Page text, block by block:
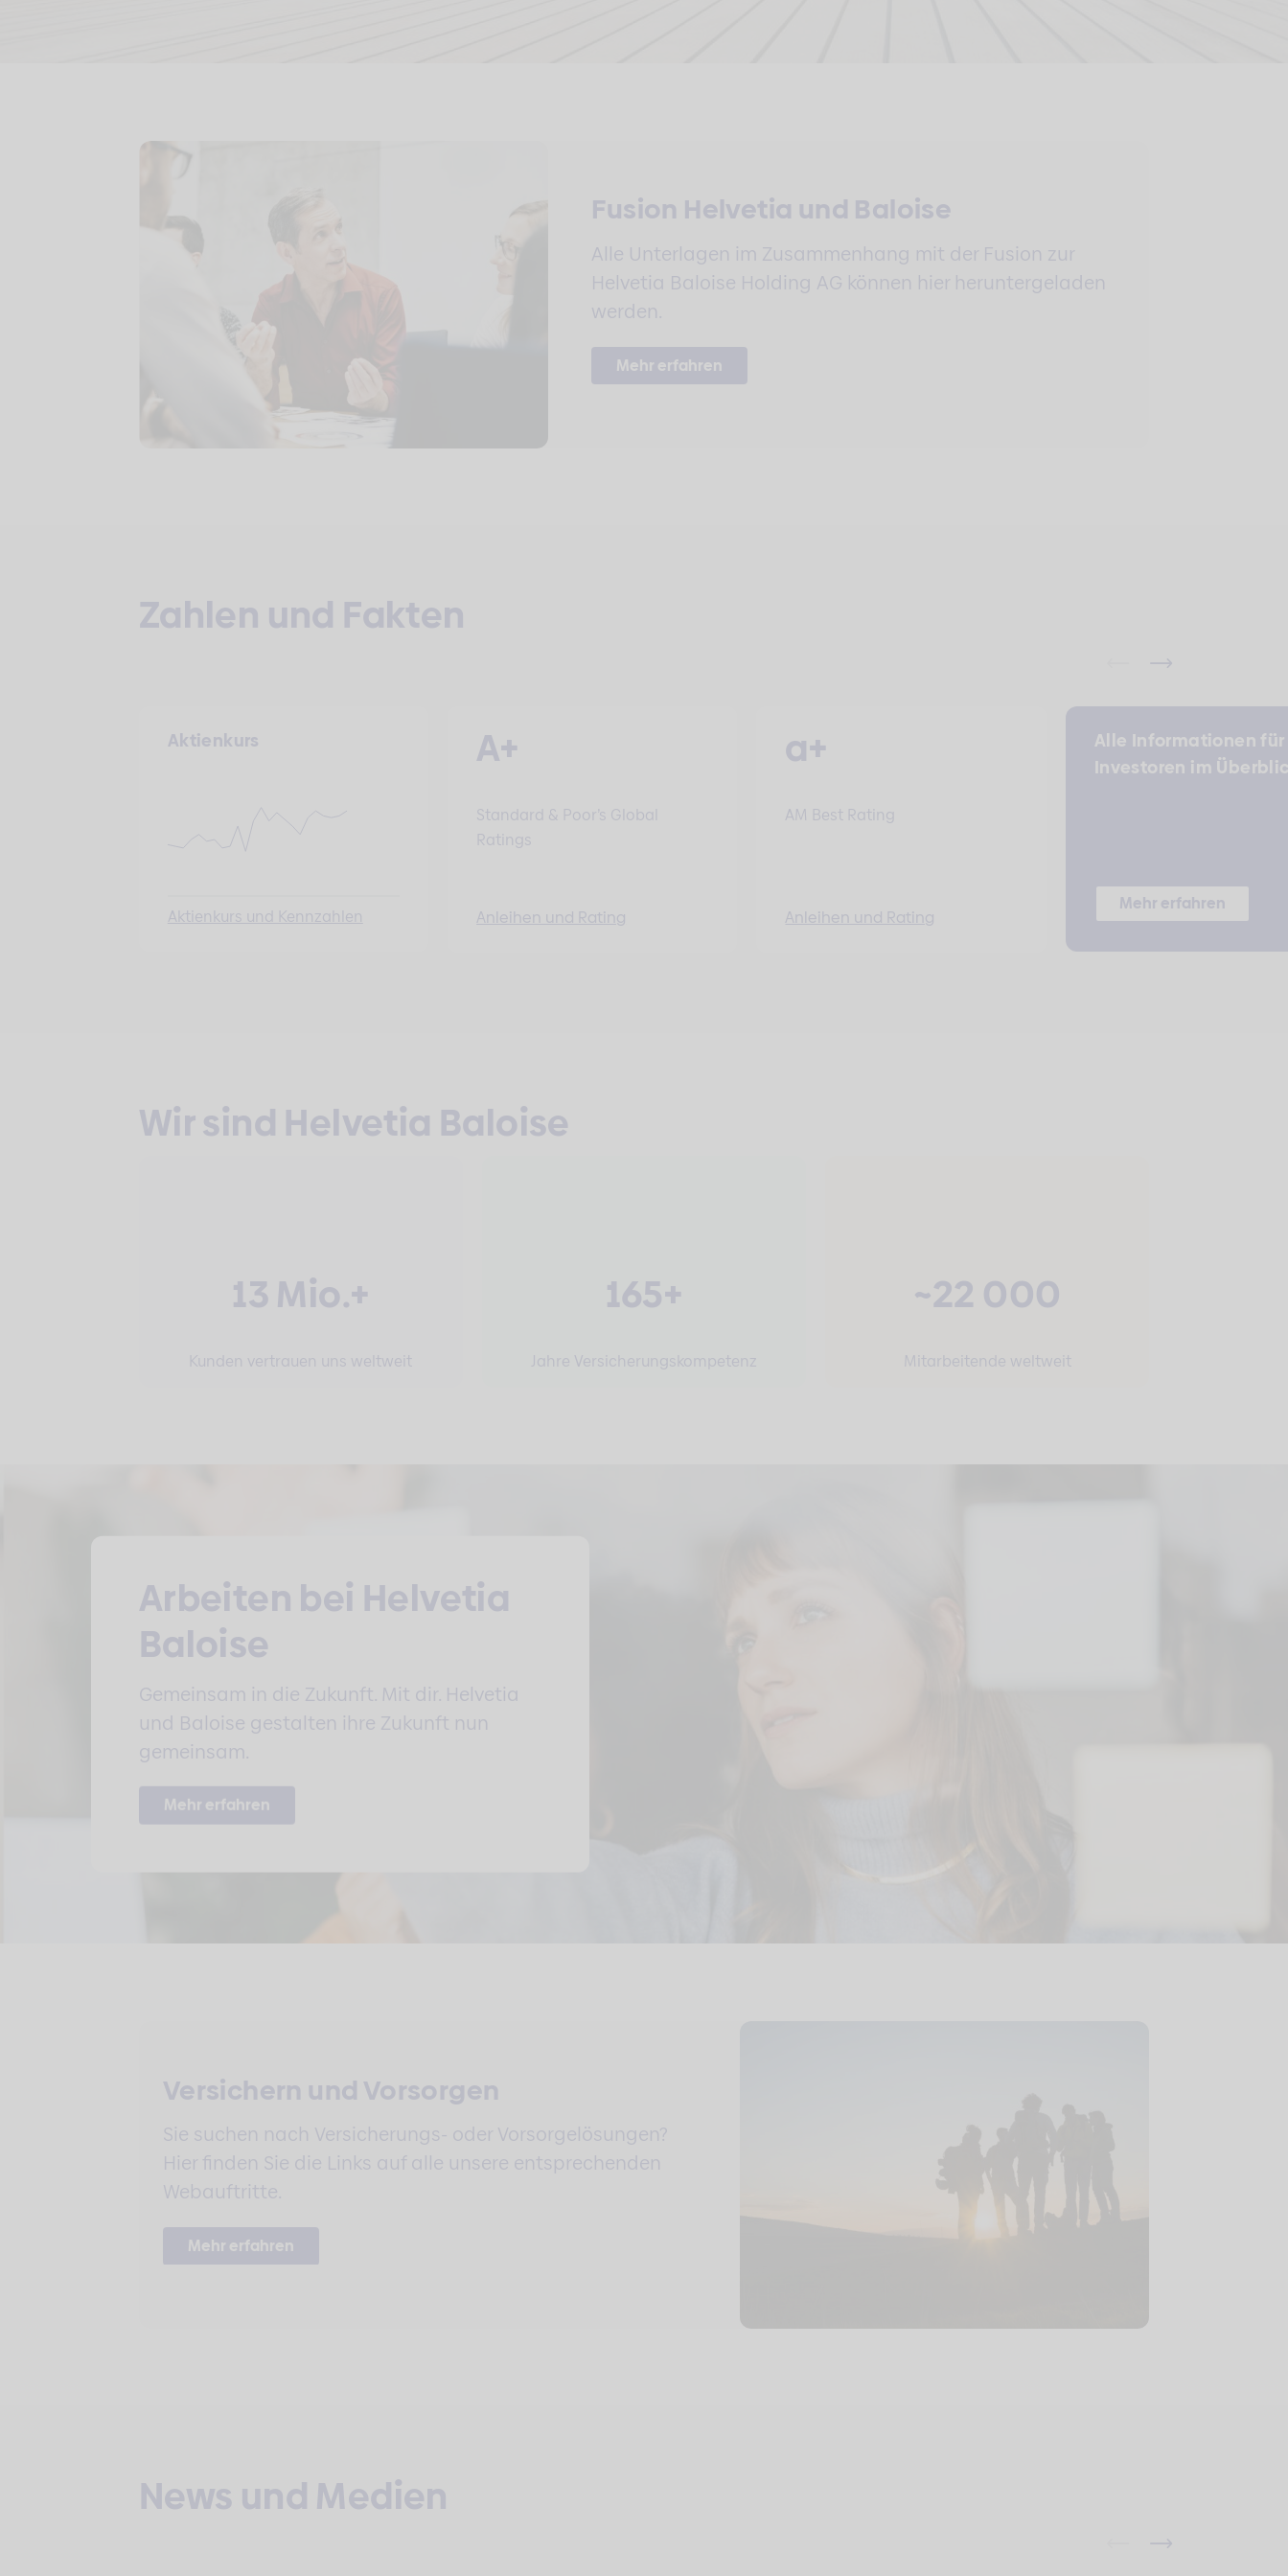
Fusion Helvetia und Baloise
Alle Unterlagen im Zusammenhang mit der Fusion zur
Helvetia Baloise Holding AG können hier heruntergeladen
werden.
Mehr erfahren
Zahlen und Fakten
Aktienkurs
Aktienkurs und Kennzahlen
A+
Standard & Poor’s Global
Ratings
Anleihen und Rating
a+
AM Best Rating
Anleihen und Rating
Alle Informationen für
Investoren im
Mehr erfahren
Wir sind Helvetia Baloise
13 Mio.+
Kunden vertrauen uns weltweit
165+
Jahre Versicherungskompetenz
~22 000
Mitarbeitende weltweit
Arbeiten bei Helvetia
Baloise
Gemeinsam in die Zukunft. Mit dir. Helvetia
und Baloise gestalten ihre Zukunft nun
gemeinsam.
Mehr erfahren
Versichern und Vorsorgen
Sie suchen nach Versicherungs- oder Vorsorgelösungen?
Hier finden Sie die Links auf alle unsere entsprechenden
Webauftritte.
Mehr erfahren
News und Medien